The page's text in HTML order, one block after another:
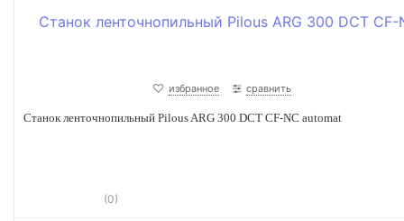
избранное сравнить
Станок ленточнопильный Pilous ARG 300 DCT CF-NC automat
(0)